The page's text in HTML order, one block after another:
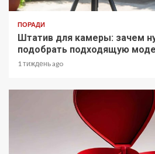
ПОРАДИ
Штатив для камеры: зачем
подобрать подходящую
1 тиждень ago